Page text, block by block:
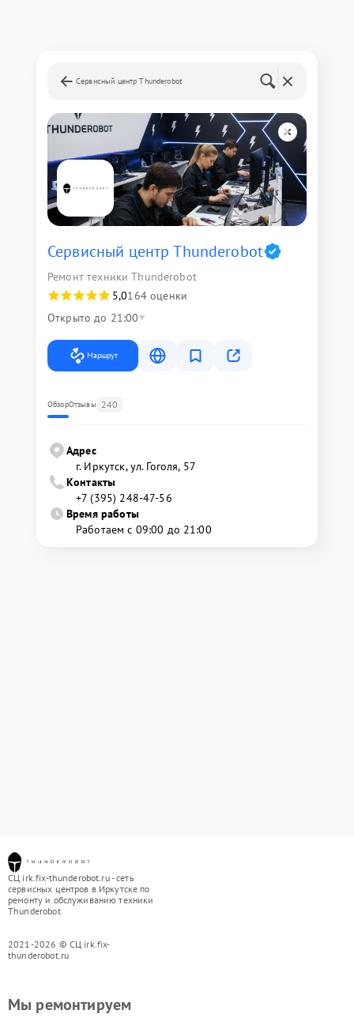
Сервисный центр Thunderobot
Сервисный центр Thunderobot
Ремонт техники Thunderobot
5,0164 оценки
Открыто до 21:00
Маршрут
ОбзорОтзывы 240
Адрес
г. Иркутск, ул. ​Гоголя, 57
Контакты
+7 (395) 248-47-56
Время работы
Работаем с 09:00 до 21:00
СЦ irk.fix-thunderobot.ru - сеть
сервисных центров в Иркутске по
ремонту и обслуживанию техники
Thunderobot
2021-2026 © СЦ irk.fix-
thunderobot.ru
Мы ремонтируем